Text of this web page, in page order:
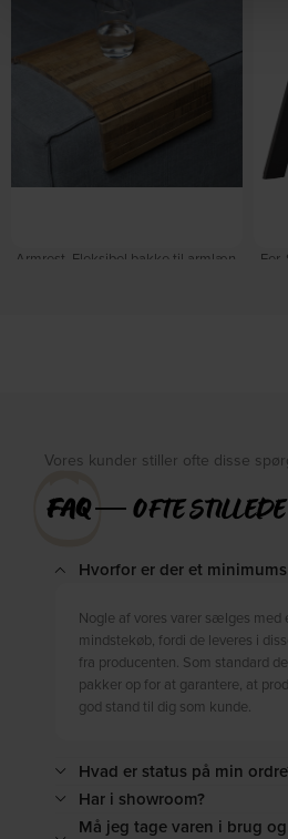
Armrest, Fleksibel bakke til armlæn,
Vores kunder stiller ofte disse
FAQ― OFTE
Hvorfor er der et
Nogle af vores varer sælges med
mindstekøb, fordi de leveres i
fra producenten. Som standard
pakker op for at garantere, at
god stand til dig som kunde.
Hvad er status på min
Har i showroom?
Må jeg tage varen i brug